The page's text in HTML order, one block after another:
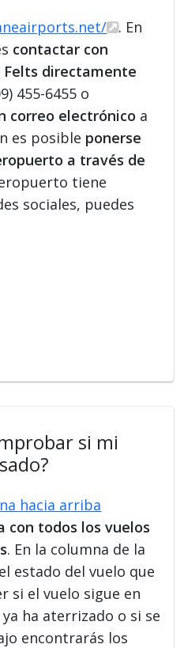
. En
contactar con
Felts directamente
455-6455 o
correo electrónico a
es posible ponerse
a través de
tiene
sociales, puedes
si mi
hacia arriba
con todos los vuelos
. En la columna de la
estado del vuelo que
si el vuelo sigue en
ha aterrizado o si se
encontrarás los